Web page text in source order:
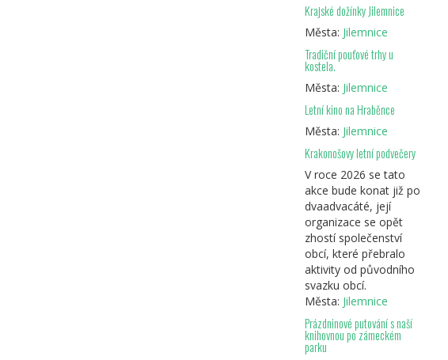
Krajské dožínky Jilemnice
Města: Jilemnice
Tradiční pouťové trhy u
kostela.
Města: Jilemnice
Letní kino na Hraběnce
Města: Jilemnice
Krakonošovy letní podvečery
V roce 2026 se tato
akce bude konat již po
dvaadvacáté, její
organizace se opět
zhostí společenství
obcí, které přebralo
aktivity od původního
svazku obcí.
Města: Jilemnice
Prázdninové putování s naší
knihovnou po zámeckém
parku